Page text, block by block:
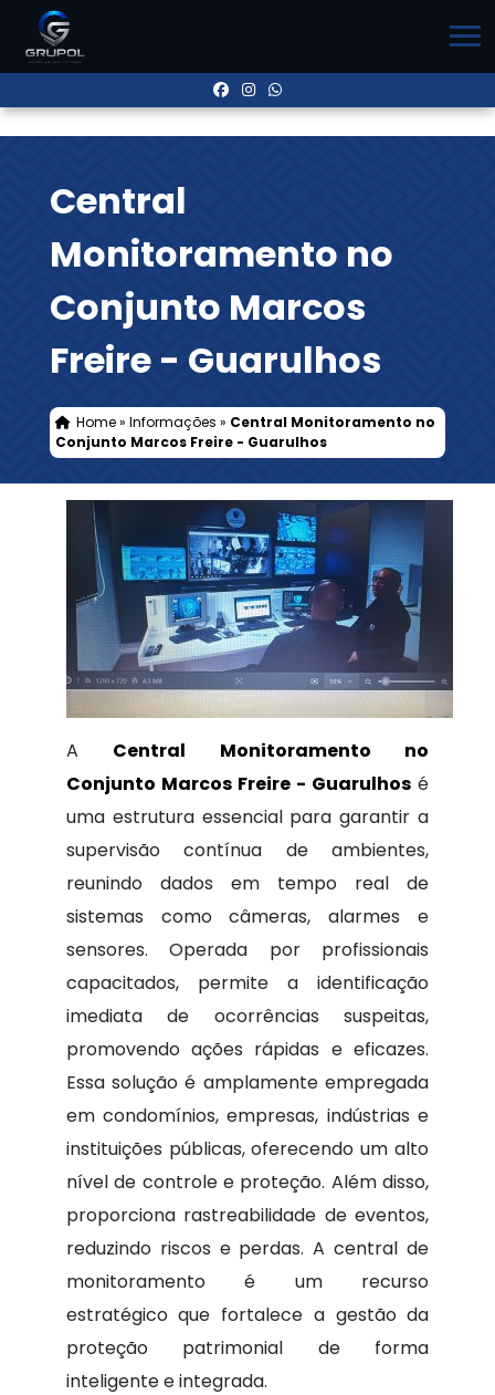
Central
Monitoramento no
Conjunto Marcos
Freire - Guarulhos
Home» Informações » Central Monitoramento no
Conjunto Marcos Freire - Guarulhos
A Central Monitoramento no
Conjunto Marcos Freire - Guarulhos é
uma estrutura essencial para garantir a
supervisão contínua de ambientes,
reunindo dados em tempo real de
sistemas como câmeras, alarmes e
sensores. Operada por profissionais
capacitados, permite a identificação
imediata de ocorrências suspeitas,
promovendo ações rápidas e eficazes.
Essa solução é amplamente empregada
em condomínios, empresas, indústrias e
instituições públicas, oferecendo um alto
nível de controle e proteção. Além disso,
proporciona rastreabilidade de eventos,
reduzindo riscos e perdas. A central de
monitoramento é um recurso
estratégico que fortalece a gestão da
proteção patrimonial de forma
inteligente e integrada.